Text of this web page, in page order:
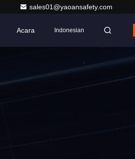
sales01@yaoansafety.com
Acara Indonesian